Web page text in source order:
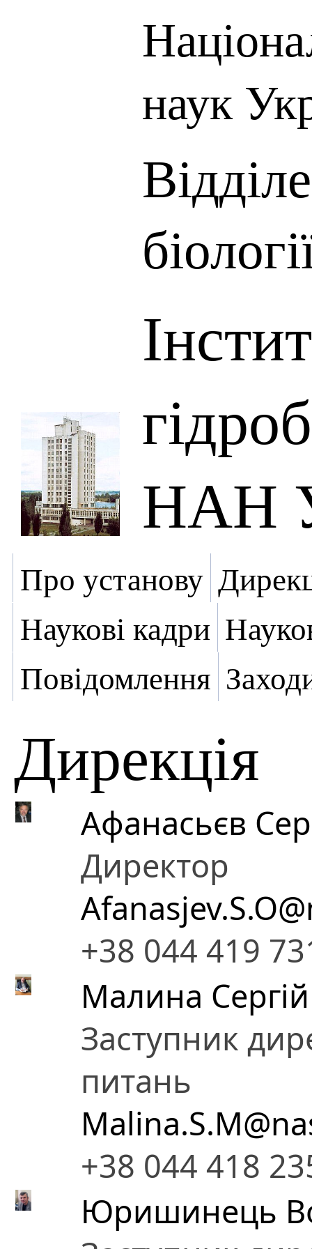
наук
НАН
Про установу
Наукові кадри
Повідомлення
Дирекція
Афанасьєв
Директор
+38 044 419
Малина
Заступник
питань
+38 044 418
Юришинець